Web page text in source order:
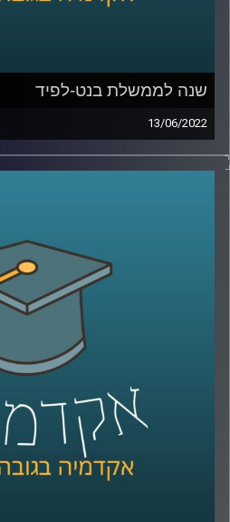
שנה לממשלת בנט-לפיד
13/06/2022
נפתלי בנט עם יאיר לפיד כראש
מרצה בכיר בבית הספר לאודר
הפלונטר הפוליטי בוא אנחנו
לשיחה על הסיבות שבגללן אין
קרדיט תמונות:AudioVersity